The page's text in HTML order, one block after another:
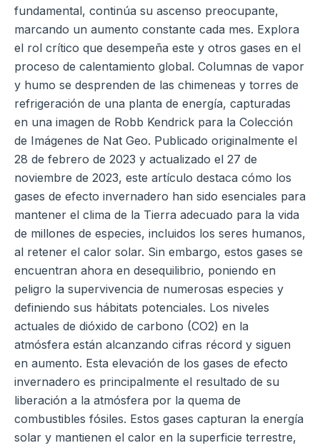
fundamental, continúa su ascenso preocupante,
marcando un aumento constante cada mes. Explora
el rol crítico que desempeña este y otros gases en el
proceso de calentamiento global. Columnas de vapor
y humo se desprenden de las chimeneas y torres de
refrigeración de una planta de energía, capturadas
en una imagen de Robb Kendrick para la Colección
de Imágenes de Nat Geo. Publicado originalmente el
28 de febrero de 2023 y actualizado el 27 de
noviembre de 2023, este artículo destaca cómo los
gases de efecto invernadero han sido esenciales para
mantener el clima de la Tierra adecuado para la vida
de millones de especies, incluidos los seres humanos,
al retener el calor solar. Sin embargo, estos gases se
encuentran ahora en desequilibrio, poniendo en
peligro la supervivencia de numerosas especies y
definiendo sus hábitats potenciales. Los niveles
actuales de dióxido de carbono (CO2) en la
atmósfera están alcanzando cifras récord y siguen
en aumento. Esta elevación de los gases de efecto
invernadero es principalmente el resultado de su
liberación a la atmósfera por la quema de
combustibles fósiles. Estos gases capturan la energía
solar y mantienen el calor en la superficie terrestre,